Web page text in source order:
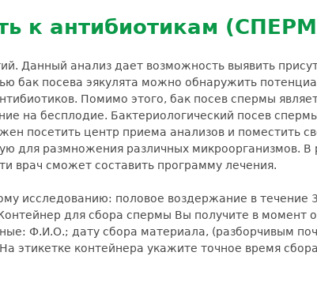
для безопасности пациентов
в лабораторию
Вакансии
к антибиотикам
Данный анализ дает возможность выявить
посева эякулята можно обнаружить
Помимо этого, бак посев спермы
на бесплодие. Бактериологический посев
посетить центр приема анализов и поместить
для размножения различных микроорганизмов. В
врач сможет составить программу лечения.
исследованию: половое воздержание в течение
для сбора спермы Вы получите в момент
Ф.И.О.; дату сбора материала, (разборчивым
этикетке контейнера укажите точное время